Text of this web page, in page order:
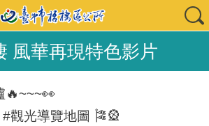
風華再現特色影片
🔥~~~👀
光導覽地圖 🎏🎡